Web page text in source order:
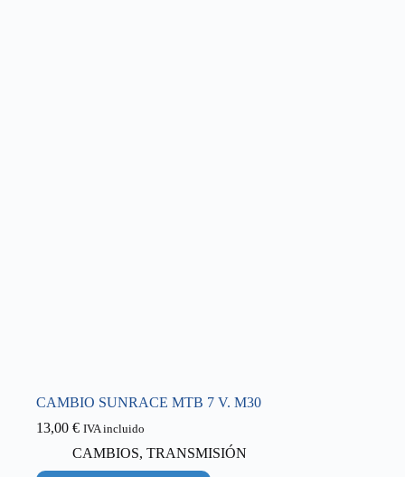
CAMBIO SUNRACE MTB 7 V. M30
13,00 € IVA incluido
CAMBIOS, TRANSMISIÓN